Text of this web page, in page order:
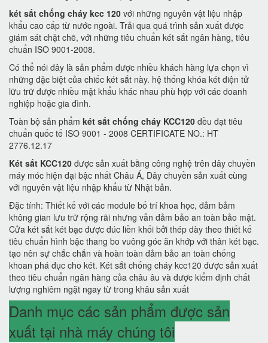
két sắt chống cháy kcc 120 với những nguyên vật liệu nhập
khẩu cao cấp từ nước ngoài. Trải qua quá trình sản xuất được
giám sát chặt chẽ, với những tiêu chuẩn két sắt ngân hàng, tiêu
chuẩn ISO 9001-2008.
Có thể nói đây là sản phẩm được nhiều khách hàng lựa chọn vì
những đặc biệt của chiếc két sắt này. hệ thống khóa két điện tử
lữu trữ được nhiều mật khẩu khác nhau phù hợp với các doanh
nghiệp hoặc gia đình.
Toàn bộ sản phẩm két sắt chống cháy KCC120 đều đạt tiêu
chuẩn quốc tế ISO 9001 - 2008 CERTIFICATE NO.: HT
2776.12.17
Két sắt KCC120 được sản xuất bằng công nghệ trên dây chuyền
máy móc hiện đại bậc nhất Châu Á, Dây chuyền sản xuất cùng
với nguyên vật liệu nhập khẩu từ Nhật bản.
Đặc tính: Thiết kế với các module bố trí khoa học, đảm bảm
không gian lưu trữ rộng rãi nhưng vẫn đảm bảo an toàn bảo mật.
Cửa két sắt két bạc được đúc liền khối bởi thép dày theo thiết kế
tiêu chuẩn hình bậc thang bo vuông góc ăn khớp với thân két bạc.
tạo nên sự chắc chắn và hoàn toàn đảm bảo an toàn chống
khoan phá đục cho két. Két sắt chống cháy kcc120 được sản xuất
theo tiêu chuẩn ngân hàng của châu âu và được kiểm định chất
lượng nghiêm ngặt ngay từ trong khâu sản xuất
Danh mục các sản phẩm được sản
xuất tại nhà máy chúng tôi